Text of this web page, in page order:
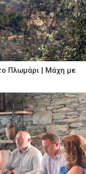
Πλωμάρι | Μάχη με